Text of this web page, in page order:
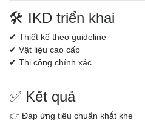
🛠️ IKD triển khai
✔ Thiết kế theo guideline
✔ Vật liệu cao cấp
✔ Thi công chính xác
✅ Kết quả
👉 Đáp ứng tiêu chuẩn khắt khe